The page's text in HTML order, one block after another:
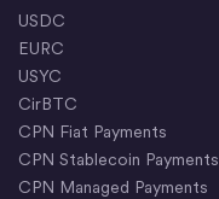
USDC
EURC
USYC
CirBTC
CPN Fiat Payments
CPN Stablecoin Payments
CPN Managed Payments